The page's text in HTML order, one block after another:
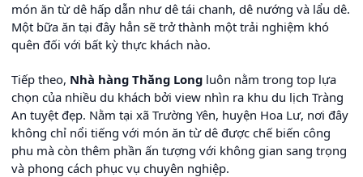
món ăn từ dê hấp dẫn như dê tái chanh, dê nướng và lẩu dê.
Một bữa ăn tại đây hẳn sẽ trở thành một trải nghiệm khó
quên đối với bất kỳ thực khách nào.
Tiếp theo, Nhà hàng Thăng Long luôn nằm trong top lựa
chọn của nhiều du khách bởi view nhìn ra khu du lịch Tràng
An tuyệt đẹp. Nằm tại xã Trường Yên, huyện Hoa Lư, nơi đây
không chỉ nổi tiếng với món ăn từ dê được chế biến công
phu mà còn thêm phần ấn tượng với không gian sang trọng
và phong cách phục vụ chuyên nghiệp.